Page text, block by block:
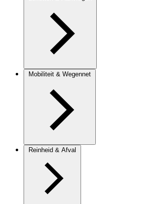
Mobiliteit & Wegennet
Reinheid & Afval